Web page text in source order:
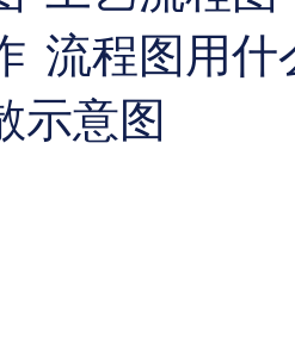
流程图用
示意图